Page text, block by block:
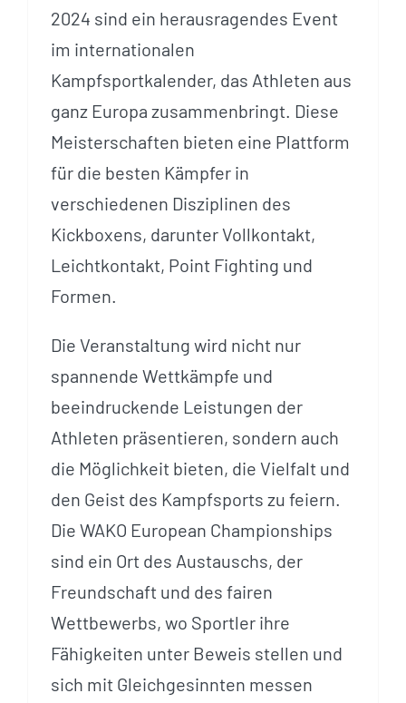
2024 sind ein herausragendes Event
im internationalen
Kampfsportkalender, das Athleten aus
ganz Europa zusammenbringt. Diese
Meisterschaften bieten eine Plattform
für die besten Kämpfer in
verschiedenen Disziplinen des
Kickboxens, darunter Vollkontakt,
Leichtkontakt, Point Fighting und
Formen.
Die Veranstaltung wird nicht nur
spannende Wettkämpfe und
beeindruckende Leistungen der
Athleten präsentieren, sondern auch
die Möglichkeit bieten, die Vielfalt und
den Geist des Kampfsports zu feiern.
Die WAKO European Championships
sind ein Ort des Austauschs, der
Freundschaft und des fairen
Wettbewerbs, wo Sportler ihre
Fähigkeiten unter Beweis stellen und
sich mit Gleichgesinnten messen